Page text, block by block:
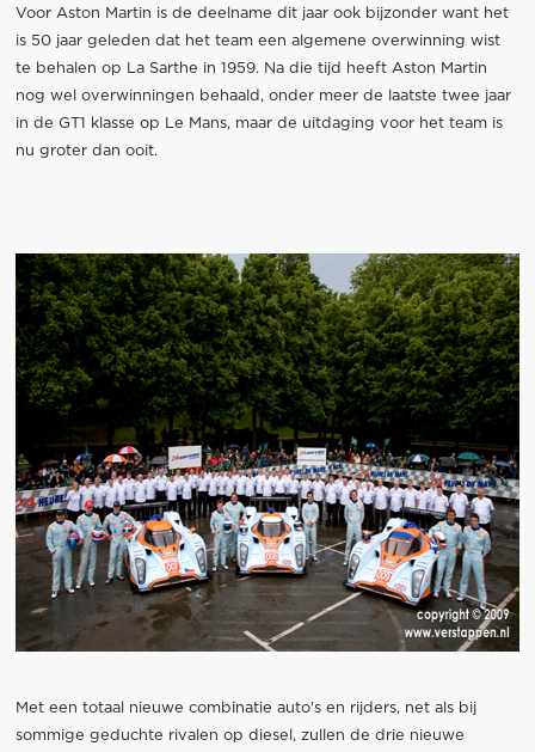
Voor Aston Martin is de deelname dit jaar ook bijzonder want het
is 50 jaar geleden dat het team een algemene overwinning wist
te behalen op La Sarthe in 1959. Na die tijd heeft Aston Martin
nog wel overwinningen behaald, onder meer de laatste twee jaar
in de GT1 klasse op Le Mans, maar de uitdaging voor het team is
nu groter dan ooit.
Met een totaal nieuwe combinatie auto's en rijders, net als bij
sommige geduchte rivalen op diesel, zullen de drie nieuwe